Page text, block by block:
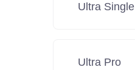
Ultra Single
Ultra Pro